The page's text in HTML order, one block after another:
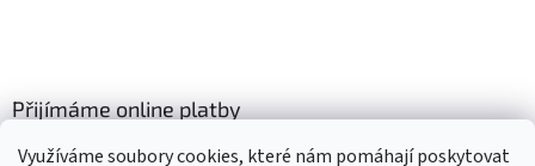
Využíváme soubory cookies, které nám pomáhají poskytovat
Přijímáme online platby